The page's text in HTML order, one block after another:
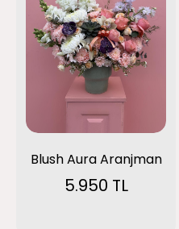
Blush Aura Aranjman
5.950 TL